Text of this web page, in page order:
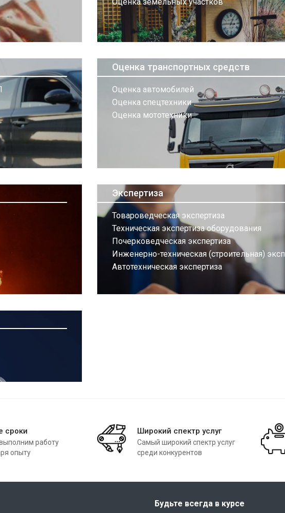
Оценка транспортных средств
Оценка автомобилей
Оценка спецтехники
Оценка мототехники
Экспертиза
Товароведческая экспертиза
Техническая экспертиза оборудования
Почерковедческая экспертиза
Инженерно-техническая (строительная)
Автотехническая экспертиза
сроки
работу
опыту
Широкий спектр услуг
Самый широкий спектр услуг
среди конкурентов
Будьте всегда в курсе